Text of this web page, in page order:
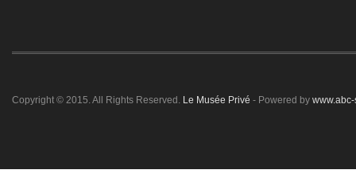
Copyright © 2015. All Rights Reserved. Le Musée Privé - Powered by